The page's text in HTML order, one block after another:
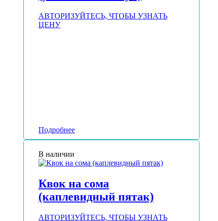
АВТОРИЗУЙТЕСЬ, ЧТОБЫ УЗНАТЬ
ЦЕНУ
Подробнее
В наличии
Квок на сома
(каплевидный пятак)
АВТОРИЗУЙТЕСЬ, ЧТОБЫ УЗНАТЬ